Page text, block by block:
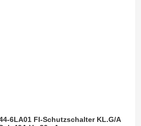
6LA01 FI-Schutzschalter KL.G/A